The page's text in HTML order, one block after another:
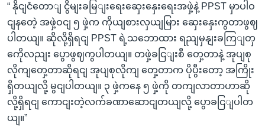
“ နိုငျငံတောျ ငွိမျးခမြျးရေးဆှေးနှေးရေးအဖှဲ့နဲ့ PPST မှာပါဝ
ငျနတေဲ့ အဖှဲ့ဝငျ ၅ ဖှဲ့က ကိုယျစားလှယျမြား ဆှေးနှေးကွတာဖွဈ
ပါတယျ။ ဆိုလို့ရှိရငျ PPST ရဲ့သဘောထား ရညျမှနျးခကြျတှ
ကေိုလညျး ပွောဖွဈကွပါတယျ။ တဖှဲ့ခငြျးစီ တှေ့တာနဲ့ အုပျစု
လိုကျတှေ့တာဆိုရငျ အုပျစုလိုကျ တှေ့တာက ပိုပွီးတော့ အကြိုး
ရှိတယျလို့ မွငျပါတယျ။ ၃ ဖှဲ့ကနေ ၅ ဖှဲ့ကို တကျလာတာဟာဆို
လို့ရှိရငျ ကောငျးတဲ့လက်ခဏာဆောငျတယျလို့ ပွောခငြျပါတ
ယျ။”